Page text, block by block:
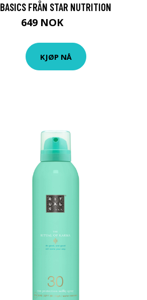
BASICS FRÅN STAR NUTRITION
649 NOK
KJØP NÅ